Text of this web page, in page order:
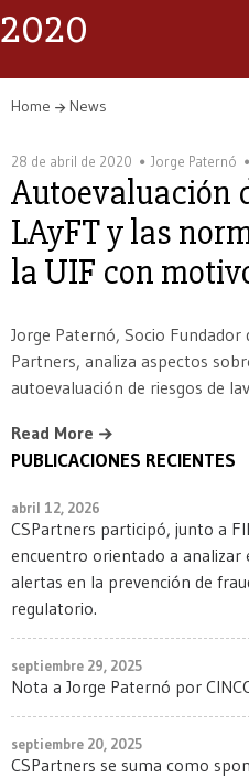
2020
Home News
28 de abril de 2020 Jorge Paternó
Autoevaluación
LAyFT y las
la UIF con
Jorge Paternó, Socio
Partners, analiza aspectos
autoevaluación de riesgos de
Read More
PUBLICACIONES RECIENTES
abril 12, 2026
CSPartners participó, junto a
encuentro orientado a analizar
alertas en la prevención de
regulatorio.
septiembre 29, 2025
Nota a Jorge Paternó por
septiembre 20, 2025
CSPartners se suma como